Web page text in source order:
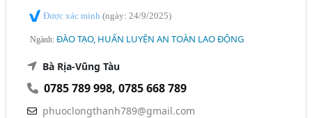
Được xác minh(ngày: 24/9/2025)
Ngành:ĐÀO TẠO, HUẤN LUYỆN AN TOÀN LAO ĐỘNG
Bà Rịa-Vũng Tàu
0785 789 998,0785 668 789
phuoclongthanh789@gmail.com